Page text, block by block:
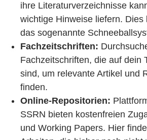
ihre Literaturverzeichnisse
wichtige Hinweise liefern. Dies
das sogenannte
Fachzeitschriften:
Fachzeitschriften, die auf dein
sind, um relevante Artikel und
finden.
Online-Repositorien:
SSRN bieten kostenfreien
und Working Papers. Hier